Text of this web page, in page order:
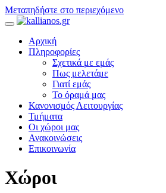
Μεταπηδήστε στο περιεχόμενο
Αρχική
Πληροφορίες
Σχετικά με εμάς
Πως μελετάμε
Γιατί εμάς
Το όραμά μας
Κανονισμός Λειτουργίας
Τμήματα
Οι χώροι μας
Ανακοινώσεις
Επικοινωνία
Χώροι